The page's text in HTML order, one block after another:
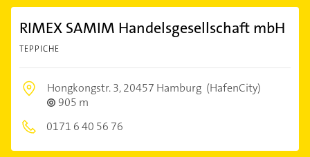
RIMEX SAMIM Handelsgesellschaft mbH
TEPPICHE
Hongkongstr. 3,20457 Hamburg (HafenCity)
905 m
0171 6 40 56 76